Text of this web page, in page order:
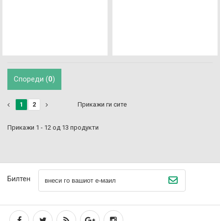
Спореди (0)
Прикажи ги сите
1 2
Прикажи 1 - 12 од 13 продукти
Билтен